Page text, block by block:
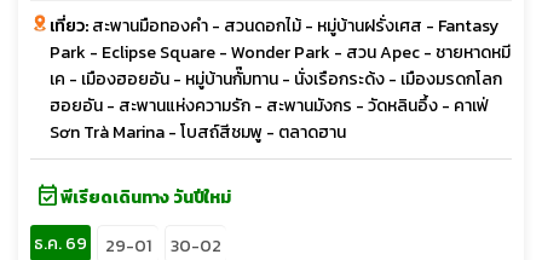
เที่ยว:สะพานมือทองคำ - สวนดอกไม้ - หมู่บ้านฝรั่งเศส - Fantasy
Park - Eclipse Square - Wonder Park - สวน Apec - ชายหาดหมี
เค - เมืองฮอยอัน - หมู่บ้านกั๊มทาน - นั่งเรือกระด้ง - เมืองมรดกโลก
ฮอยอัน - สะพานแห่งความรัก - สะพานมังกร - วัดหลินอึ้ง - คาเฟ่
Sơn Trà Marina - โบสถ์สีชมพู - ตลาดฮาน
event_availableพีเรียดเดินทาง วันปีใหม่
ธ.ค. 69
29-01 30-02